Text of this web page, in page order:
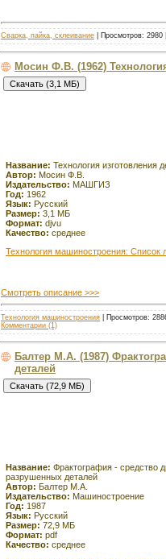
Сварка, пайка, склеивание | Просмотров:
Мосин Ф.В. (1962)
Название: Технология изготовления
Автор: Мосин Ф.В.
Издательство: МАШГИЗ
Год: 1962
Язык: Русский
Размер: 3,1 МБ
Формат: djvu
Качество: среднее
Технология машиностроения: Список
Смотреть описание >>>
Технология машиностроения | Просмотров:
Комментарии (1)
Балтер М.А. (1987)
деталей
Название: Фрактография - средство
разрушенных деталей
Автор: Балтер М.А.
Издательство: Машиностроение
Год: 1987
Язык: Русский
Размер: 72,9 МБ
Формат: pdf
Качество: среднее